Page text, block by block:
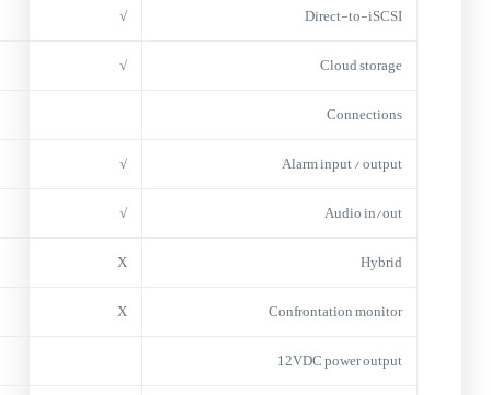
Direct-to-iSCSI
√
Cloud storage
√
Connections
Alarm input / output
√
Audio in/out
√
Hybrid
X
Confrontation monitor
X
12VDC power output